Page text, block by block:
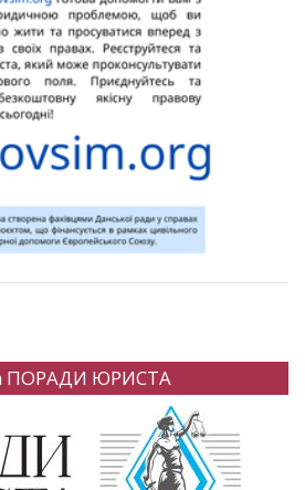
ПОРАДИ ЮРИСТА